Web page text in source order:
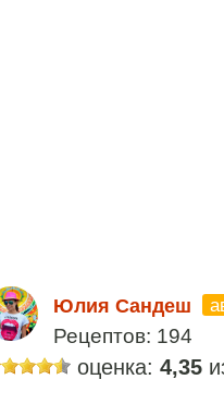
Юлия Сандеш
Рецептов: 194
оценка: 4,35